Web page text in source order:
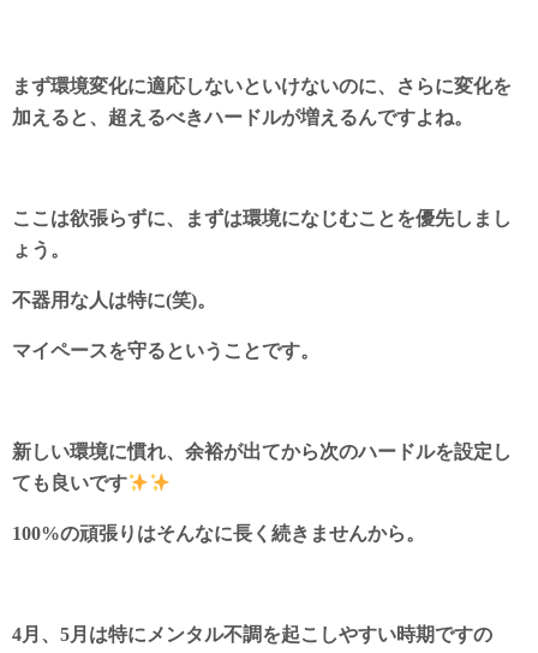
まず環境変化に適応しないといけないのに、さらに変化を
加えると、超えるべきハードルが増えるんですよね。
ここは欲張らずに、まずは環境になじむことを優先しまし
ょう。
不器用な人は特に(笑)。
マイペースを守るということです。
新しい環境に慣れ、余裕が出てから次のハードルを設定し
ても良いです
100%の頑張りはそんなに長く続きませんから。
4月、5月は特にメンタル不調を起こしやすい時期ですの